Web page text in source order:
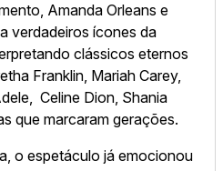
Amanda Orleans e
verdadeiros ícones da
clássicos eternos
Franklin, Mariah Carey,
Celine Dion, Shania
que marcaram gerações.
o espetáculo já emocionou